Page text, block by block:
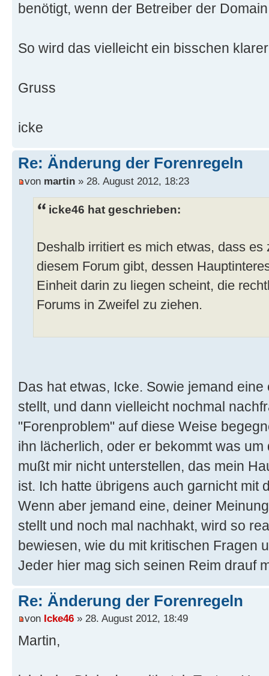
benötigt, wenn der Betreiber der
So wird das vielleicht ein bisschen
Gruss
icke
Re: Änderung der Forenregeln
von martin » 28. August 2012, 18:23
icke46 hat geschrieben:
Deshalb irritiert es mich etwas, dass es
diesem Forum gibt, dessen
Einheit darin zu liegen scheint, die
Forums in Zweifel zu ziehen.
Das hat etwas, Icke. Sowie jemand
stellt, und dann vielleicht nochmal
"Forenproblem" auf diese Weise
ihn lächerlich, oder er bekommt was
mußt mir nicht unterstellen, das mein
ist. Ich hatte übrigens auch garnicht mit
Wenn aber jemand eine, deiner
stellt und noch mal nachhakt, wird so
bewiesen, wie du mit kritischen Fragen
Jeder hier mag sich seinen Reim drauf
Re: Änderung der Forenregeln
von Icke46 » 28. August 2012, 18:49
Martin,